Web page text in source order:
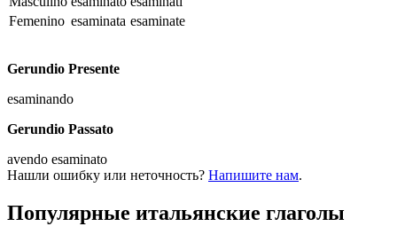
Femenino esaminata esaminate
Gerundio Presente
esaminando
Gerundio Passato
avendo esaminato
Нашли ошибку или неточность? Напишите нам.
Популярные итальянские глаголы